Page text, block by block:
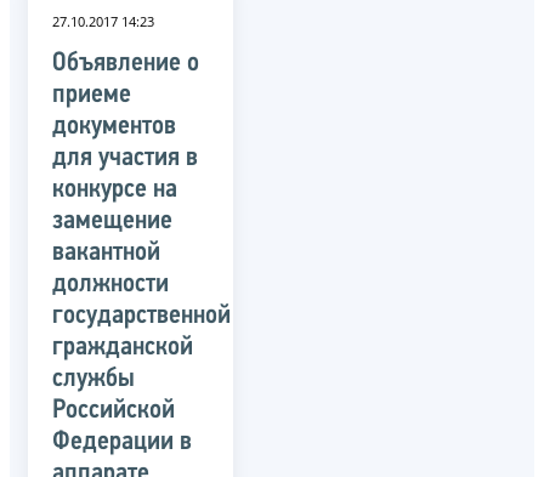
27.10.2017 14:23
Объявление о
приеме
документов
для участия в
конкурсе на
замещение
вакантной
должности
государственной
гражданской
службы
Российской
Федерации в